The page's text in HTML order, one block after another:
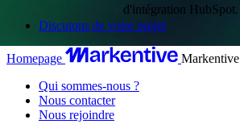
d'intégration HubSpot.
Discutons de votre projet
Homepage
Markentive
Qui sommes-nous ?
Nous contacter
Nous rejoindre